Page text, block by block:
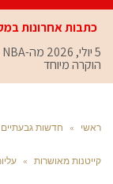
כתבות אחרונות
5 יולי, 2026
הוקרה מיוחד
ראשי » חדשות גבעתיים
קייטנות מאושרות »